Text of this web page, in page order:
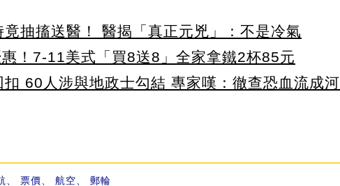
抽搐送醫！ 醫揭「真正元兇」：不是冷氣
！7-11美式「買8送8」全家拿鐵2杯85元
扣 60人涉與地政士勾結 專家嘆：徹查恐血流成河
票價 航空 郵輪